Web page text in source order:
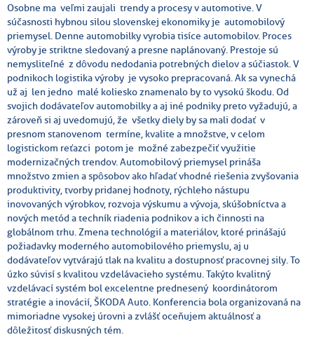
Osobne ma veľmi zaujali trendy a procesy v automotive. V
súčasnosti hybnou silou slovenskej ekonomiky je automobilový
priemysel. Denne automobilky vyrobia tisíce automobilov. Proces
výroby je striktne sledovaný a presne naplánovaný. Prestoje sú
nemysliteľné z dôvodu nedodania potrebných dielov a súčiastok. V
podnikoch logistika výroby je vysoko prepracovaná. Ak sa vynechá
už aj len jedno malé koliesko znamenalo by to vysokú škodu. Od
svojich dodávateľov automobilky a aj iné podniky preto vyžadujú, a
zároveň si aj uvedomujú, že všetky diely by sa mali dodať v
presnom stanovenom termíne, kvalite a množstve, v celom
logistickom reťazci potom je možné zabezpečiť využitie
modernizačných trendov. Automobilový priemysel prináša
množstvo zmien a spôsobov ako hľadať vhodné riešenia zvyšovania
produktivity, tvorby pridanej hodnoty, rýchleho nástupu
inovovaných výrobkov, rozvoja výskumu a vývoja, skúšobníctva a
nových metód a techník riadenia podnikov a ich činnosti na
globálnom trhu. Zmena technológií a materiálov, ktoré prinášajú
požiadavky moderného automobilového priemyslu, aj u
dodávateľov vytvárajú tlak na kvalitu a dostupnosť pracovnej sily. To
úzko súvisí s kvalitou vzdelávacieho systému. Takýto kvalitný
vzdelávací systém bol excelentne prednesený koordinátorom
stratégie a inovácií, ŠKODA Auto. Konferencia bola organizovaná na
mimoriadne vysokej úrovni a zvlášť oceňujem aktuálnosť a
dôležitosť diskusných tém.